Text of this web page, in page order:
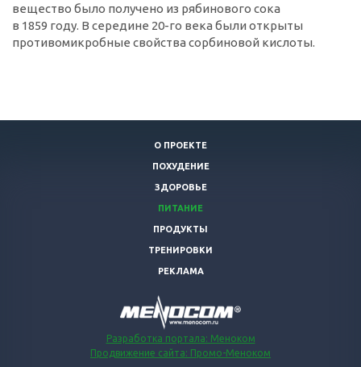
вещество было получено из рябинового сока
в 1859 году. В середине 20-го века были открыты
противомикробные свойства сорбиновой кислоты.
О ПРОЕКТЕ
ПОХУДЕНИЕ
ЗДОРОВЬЕ
ПИТАНИЕ
ПРОДУКТЫ
ТРЕНИРОВКИ
РЕКЛАМА
Разработка портала: Меноком
Продвижение сайта: Промо-Меноком